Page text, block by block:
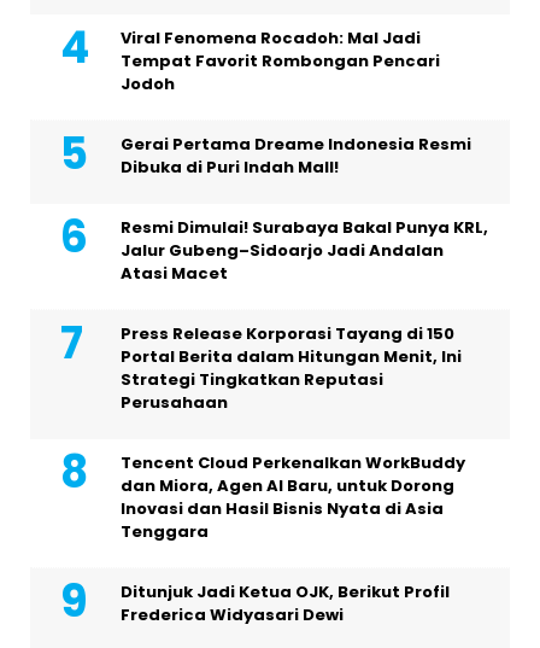
Viral Fenomena Rocadoh: Mal Jadi
Tempat Favorit Rombongan Pencari
Jodoh
Gerai Pertama Dreame Indonesia Resmi
Dibuka di Puri Indah Mall!
Resmi Dimulai! Surabaya Bakal Punya KRL,
Jalur Gubeng–Sidoarjo Jadi Andalan
Atasi Macet
Press Release Korporasi Tayang di 150
Portal Berita dalam Hitungan Menit, Ini
Strategi Tingkatkan Reputasi
Perusahaan
Tencent Cloud Perkenalkan WorkBuddy
dan Miora, Agen AI Baru, untuk Dorong
Inovasi dan Hasil Bisnis Nyata di Asia
Tenggara
Ditunjuk Jadi Ketua OJK, Berikut Profil
Frederica Widyasari Dewi